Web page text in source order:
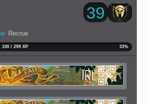
Recrue
39
100 / 299 XP 33%